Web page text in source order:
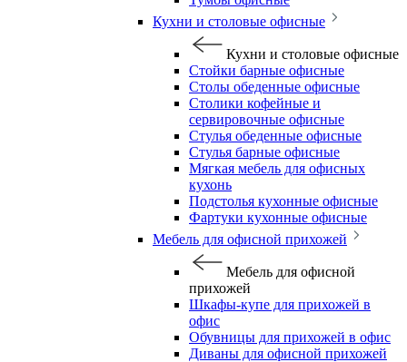
Кухни и столовые офисные
Кухни и столовые офисные
Стойки барные офисные
Столы обеденные офисные
Столики кофейные и
сервировочные офисные
Стулья обеденные офисные
Стулья барные офисные
Мягкая мебель для офисных
кухонь
Подстолья кухонные офисные
Фартуки кухонные офисные
Мебель для офисной прихожей
Мебель для офисной
прихожей
Шкафы-купе для прихожей в
офис
Обувницы для прихожей в офис
Диваны для офисной прихожей